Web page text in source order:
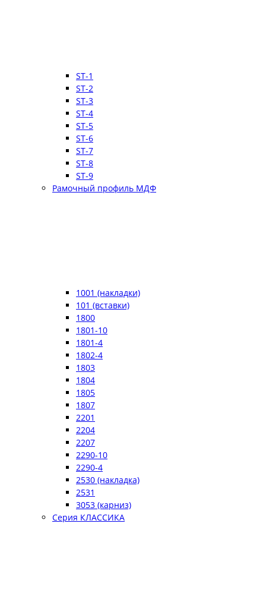
ST-1
ST-2
ST-3
ST-4
ST-5
ST-6
ST-7
ST-8
ST-9
Рамочный профиль МДФ
1001 (накладки)
101 (вставки)
1800
1801-10
1801-4
1802-4
1803
1804
1805
1807
2201
2204
2207
2290-10
2290-4
2530 (накладка)
2531
3053 (карниз)
Серия КЛАССИКА